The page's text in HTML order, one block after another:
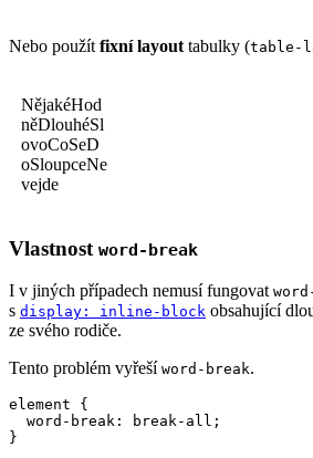
Nebo použít fixní layout tabulky (table-
NějakéHod
něDlouhéSl
ovoCoSeD
oSloupceNe
vejde
Vlastnost word-break
I v jiných případech nemusí fungovat
s display: inline-block obsahující
ze svého rodiče.
Tento problém vyřeší word-break.
element {
  word-break: break-all;
}